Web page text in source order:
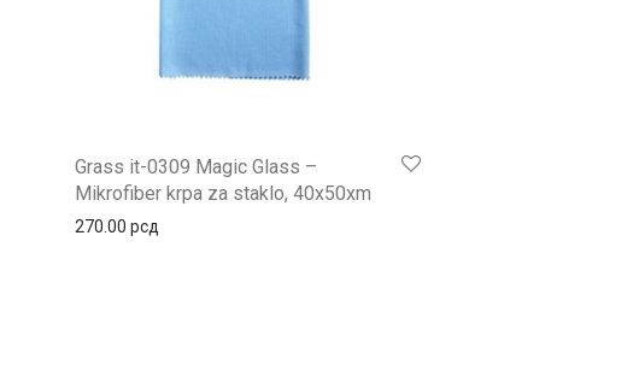
Grass it-0309 Magic Glass –
Mikrofiber krpa za staklo, 40x50xm
270.00 рсд